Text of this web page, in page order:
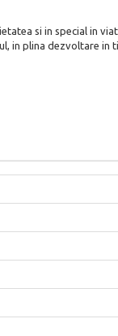
si in special in
in plina dezvoltare in